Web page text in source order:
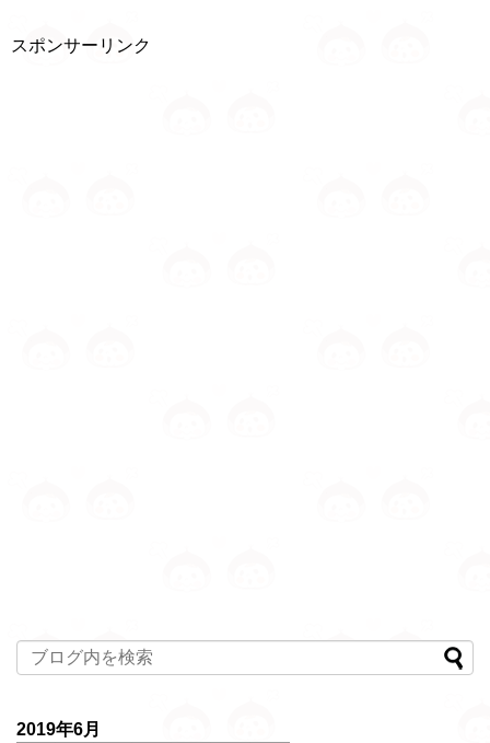
スポンサーリンク
2019年6月